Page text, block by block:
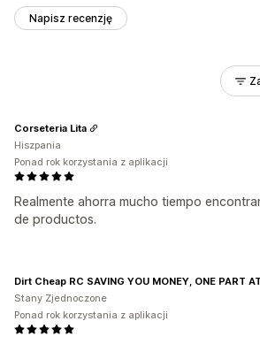
Napisz recenzję
Realmente ahorra mucho tiempo
de productos.
Corseteria Lita
Hiszpania
Ponad rok korzystania z aplikacji
Dirt Cheap RC SAVING YOU MONEY, ONE PART
Stany Zjednoczone
Ponad rok korzystania z aplikacji